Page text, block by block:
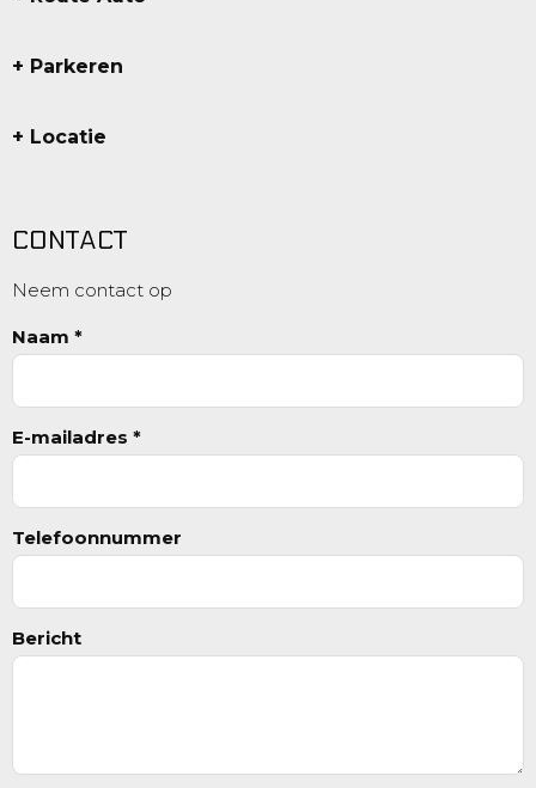
Parkeren
Locatie
CONTACT
Neem contact op
Naam *
E-mailadres *
Telefoonnummer
Bericht